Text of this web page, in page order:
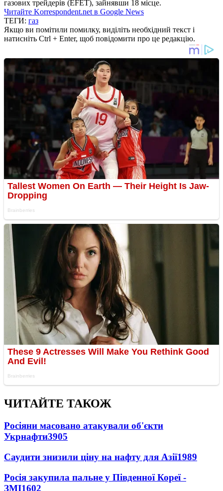
газових трейдерів (EFET), зайнявши 18 місце.
Читайте Korrespondent.net в Google News
ТЕГИ: газ
Якщо ви помітили помилку, виділіть необхідний текст і
натисніть Ctrl + Enter, щоб повідомити про це редакцію.
ЧИТАЙТЕ ТАКОЖ
Росіяни масовано атакували об'єкти
Укрнафти3905
Саудити знизили ціну на нафту для Азії1989
Росія закупила пальне у Південної Кореї -
ЗМІ1602